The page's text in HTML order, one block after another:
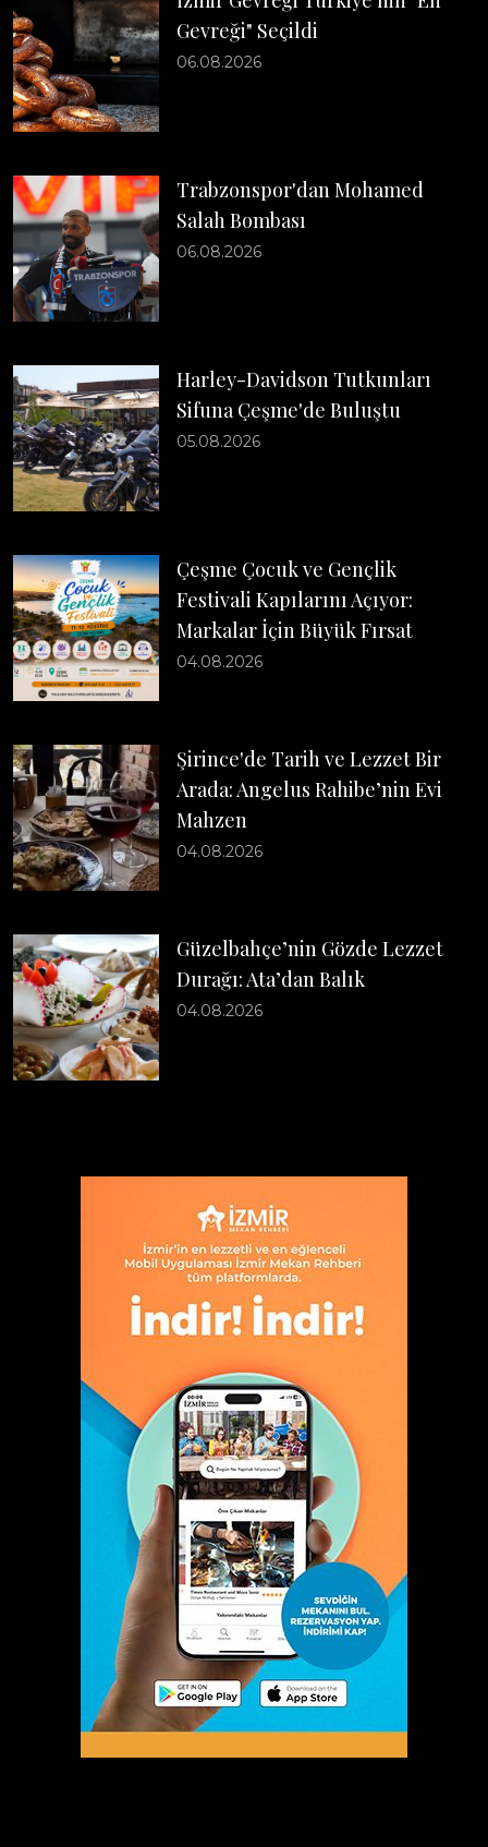
Gevreği" Seçildi
06.08.2026
Trabzonspor'dan Mohamed
Salah Bombası
06.08.2026
Harley-Davidson Tutkunları
Sifuna Çeşme'de Buluştu
05.08.2026
Çeşme Çocuk ve Gençlik
Festivali Kapılarını Açıyor:
Markalar İçin Büyük Fırsat
04.08.2026
Şirince'de Tarih ve Lezzet Bir
Arada: Angelus Rahibe’nin Evi
Mahzen
04.08.2026
Güzelbahçe’nin Gözde Lezzet
Durağı: Ata’dan Balık
04.08.2026